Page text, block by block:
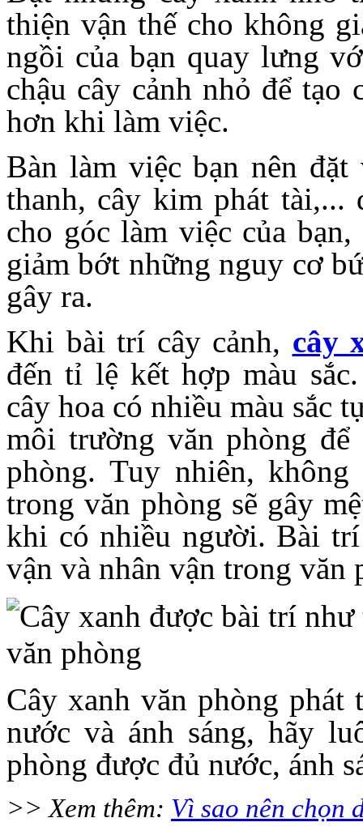
thiện vận thế cho không
ngồi của bạn quay lưng
chậu cây cảnh nhỏ để tạo
hơn khi làm việc.
Bàn làm việc bạn nên
thanh, cây kim phát
cho góc làm việc của
giảm bớt những nguy cơ
gây ra.
Khi bài trí cây cảnh, cây
đến tỉ lệ kết hợp màu
cây hoa có nhiều màu sắc
môi trường văn phòng
phòng. Tuy nhiên,
trong văn phòng sẽ gây
khi có nhiều người. Bài
vận và nhân vận trong văn
Cây xanh văn phòng
nước và ánh sáng, hãy
phòng được đủ nước, ánh
>> Xem thêm: Vì sao nên chọn